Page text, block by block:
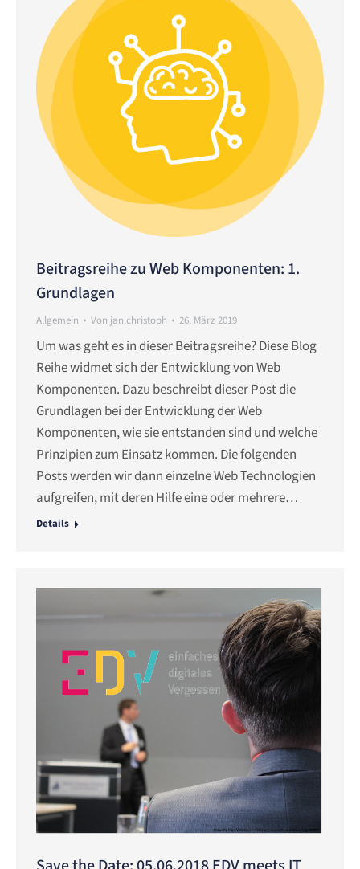
Beitragsreihe zu Web Komponenten: 1.
Grundlagen
Allgemein Von jan.christoph 26. März 2019
Um was geht es in dieser Beitragsreihe? Diese Blog
Reihe widmet sich der Entwicklung von Web
Komponenten. Dazu beschreibt dieser Post die
Grundlagen bei der Entwicklung der Web
Komponenten, wie sie entstanden sind und welche
Prinzipien zum Einsatz kommen. Die folgenden
Posts werden wir dann einzelne Web Technologien
aufgreifen, mit deren Hilfe eine oder mehrere…
Details